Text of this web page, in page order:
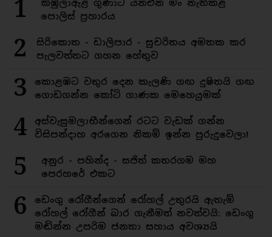
1
කිඹුලාඇළ ගුණාට යනඑන මං නැතිකළ
පොලිස් ප්‍රහාරය
2
සිරිකොත - ඩාලිපාර - සුචරිතය අමතක කර
පැලවත්තට ගහන හේතුව
3
කොළඹට වතුර දෙන කැලණි ගඟ දුෂිතයි ගඟ
ගොඩගන්න කෝටි ගාණක මෙහෙයුමක්
4
අස්වැසුමලාභීන්ගෙන් රටට වැඩක් ගන්න
විසිපන්දාහ අරගෙන නිකම් ඉන්න පුරුදුවෙලා!
5
අනුර - පහින්ද - සජිත් කතරගම මහ
පෙරහරේ එකට
6
ඩෙංගු රෝගීන්ගෙන් රෝහල් උතුරයි ඇතැම්
රෝහල් රෝගීන් බාර ගැනීමත් නවත්වයි: ඩෙංගු
මඬින්න උපරිම ජනතා සහාය අවශ්‍යයි